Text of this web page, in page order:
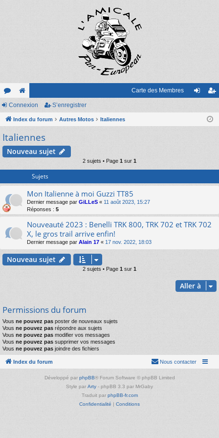
or
u
m
e
sit
e
Carte des Membres
nr
Connexion S’enregistrer
Index du forum Autres Motos Italiennes
Italiennes
Nouveau sujet
2 sujets • Page 1 sur 1
Sujets
Mon Italienne à moi Guzzi TT85
Dernier message par GiLLeS « 11 août 2023, 15:27
Réponses : 5
Nouveauté 2023 : Benelli TRK 800, TRK 702 et TRK 702
X, le gros trail arrive enfin!
Dernier message par Alain 17 « 17 nov. 2022, 18:03
Nouveau sujet
2 sujets • Page 1 sur 1
Aller à
Permissions du forum
Vous ne pouvez pas poster de nouveaux sujets
Vous ne pouvez pas répondre aux sujets
Vous ne pouvez pas modifier vos messages
Vous ne pouvez pas supprimer vos messages
Vous ne pouvez pas joindre des fichiers
Index du forum Nous contacter
Développé par phpBB® Forum Software © phpBB Limited
Style par Arty - phpBB 3.3 par MrGaby
Traduit par phpBB-fr.com
Confidentialité | Conditions